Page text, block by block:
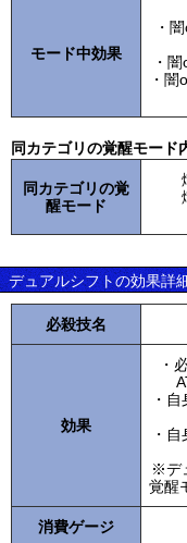
モード中効果
・
・
・
同カテゴリの覚醒モード
同カテゴリの覚
醒モード
デュアルシフトの効果詳
必殺技名
効果
・
・
・
※デ
覚醒
消費ゲージ